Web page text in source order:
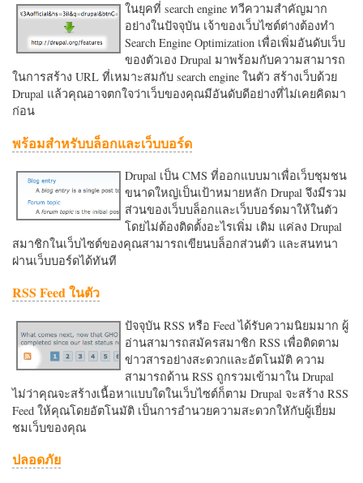
ในยุคที่ search engine ทวีความสำคัญมาก
อย่างในปัจจุบัน เจ้าของเว็บไซต์ต่างต้องทำ
Search Engine Optimization เพื่อเพิ่มอันดับเว็บ
ของตัวเอง Drupal มาพร้อมกับความสามารถ
ในการสร้าง URL ที่เหมาะสมกับ search engine ในตัว สร้างเว็บด้วย
Drupal แล้วคุณอาจตกใจว่าเว็บของคุณมีอันดับดีอย่างที่ไม่เคยคิดมา
ก่อน
พร้อมสำหรับบล็อกและเว็บบอร์ด
Drupal เป็น CMS ที่ออกแบบมาเพื่อเว็บชุมชน
ขนาดใหญ่เป็นเป้าหมายหลัก Drupal จึงมีรวม
ส่วนของเว็บบล็อกและเว็บบอร์ดมาให้ในตัว
โดยไม่ต้องติดตั้งอะไรเพิ่ม เติม แค่ลง Drupal
สมาชิกในเว็บไซต์ของคุณสามารถเขียนบล็อกส่วนตัว และสนทนา
ผ่านเว็บบอร์ดได้ทันที
RSS Feed ในตัว
ปัจจุบัน RSS หรือ Feed ได้รับความนิยมมาก ผู้
อ่านสามารถสมัครสมาชิก RSS เพื่อติดตาม
ข่าวสารอย่างสะดวกและอัตโนมัติ ความ
สามารถด้าน RSS ถูกรวมเข้ามาใน Drupal
ไม่ว่าคุณจะสร้างเนื้อหาแบบใดในเว็บไซต์ก็ตาม Drupal จะสร้าง RSS
Feed ให้คุณโดยอัตโนมัติ เป็นการอำนวยความสะดวกใหักับผู้เยี่ยม
ชมเว็บของคุณ
ปลอดภัย